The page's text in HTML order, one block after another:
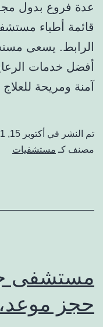
عدة فروع بدول
قائمة أطباء
الرابط. يسعى
أفضل خدمات
آمنة ومريحة
تم النشر في أكتوبر 15, 2021
مصنف كـ مستشفيات
مستشفى
حجز موعد،